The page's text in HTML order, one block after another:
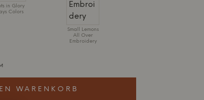
in Glory
Colors
Small Lemons
All Over
Embroidery
WARENKORB